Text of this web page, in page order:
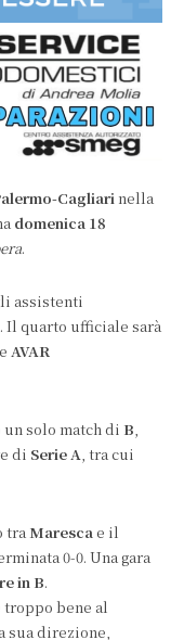
Cagliarinella
domenica 18
.
assistenti
. Il quarto ufficiale sarà
e AVAR
solo match di B,
di Serie A, tra cui
traMarescae il
0-0. Una gara
in B.
troppo bene al
sua direzione,